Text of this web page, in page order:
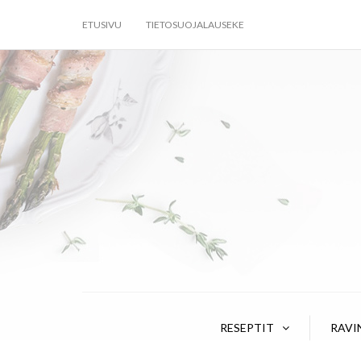
ETUSIVU TIETOSUOJALAUSEKE
RESEPTIT